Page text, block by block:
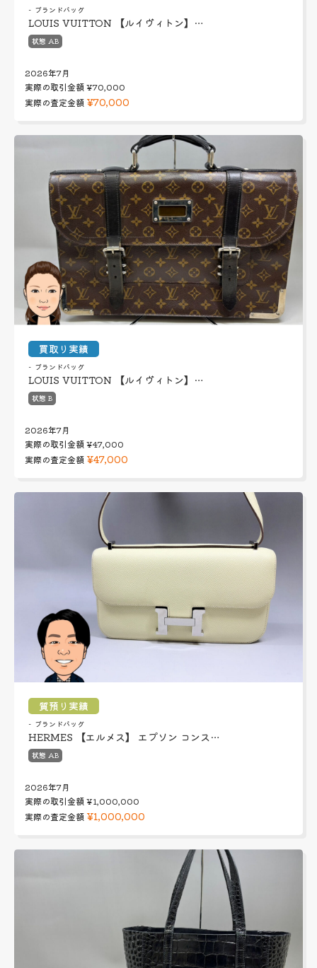
ブランドバッグ
LOUIS VUITTON 【ルイヴィトン】…
状態 AB
2026年7月
実際の取引金額¥70,000
実際の査定金額 ¥70,000
買取り実績
ブランドバッグ
LOUIS VUITTON 【ルイヴィトン】…
状態 B
2026年7月
実際の取引金額¥47,000
実際の査定金額 ¥47,000
質預り実績
ブランドバッグ
HERMES 【エルメス】 エプソン コンス…
状態 AB
2026年7月
実際の取引金額¥1,000,000
実際の査定金額 ¥1,000,000